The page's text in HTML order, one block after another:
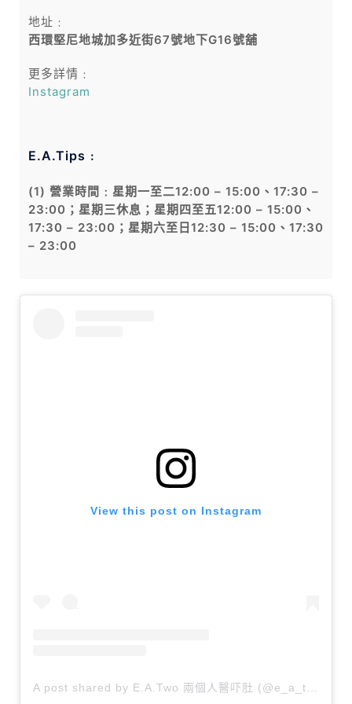
地址﹕
西環堅尼地城加多近街67號地下G16號舖
更多詳情﹕
Instagram
E.A.Tips﹕
(1) 營業時間﹕星期一至二12:00 – 15:00、17:30 –
23:00；星期三休息；星期四至五12:00 – 15:00、
17:30 – 23:00；星期六至日12:30 – 15:00、17:30
– 23:00
View this post on Instagram